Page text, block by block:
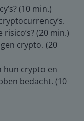
(10 min.)
(20 min.)
crypto. (20
hun crypto en
bedacht. (10